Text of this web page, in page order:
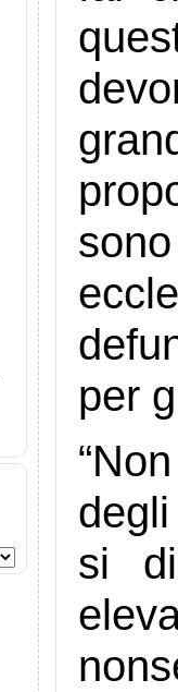
per
si